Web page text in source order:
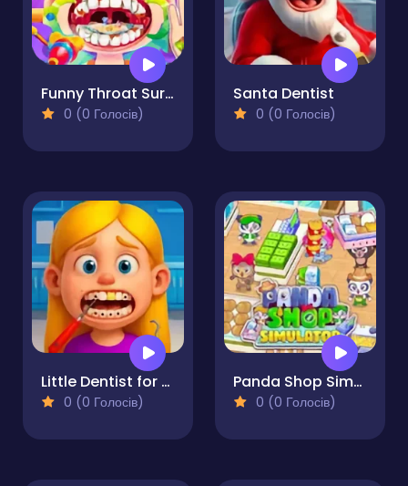
Funny Throat Surgery 2
0 (0 Голосів)
Santa Dentist
0 (0 Голосів)
Little Dentist for Kids 2
0 (0 Голосів)
Panda Shop Simulator
0 (0 Голосів)